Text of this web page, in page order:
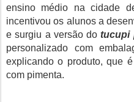
ensino médio na cidade
incentivou os alunos a
e surgiu a versão dotucupi
personalizado com
explicando o produto, que
com pimenta.